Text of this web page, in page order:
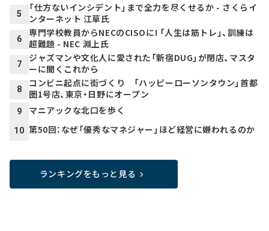
5
「仕方ないインシデント」まで全力を尽くせるか - さくらイ
ンターネット 江草氏
6
専門学校教員からNECのCISOに! 「人生は筋トレ」、訓練は
超難題 - NEC 淵上氏
7
ジャズマンや文化人に愛された「新宿DUG」が閉店、マスタ
ーに聞くこれから
8
コンビニ起点に街づくり 「ハッピーローソンタウン」首都
圏1号店、東京・日野にオープン
9 マニアックな北口を歩く
10 第50回：なぜ「優秀なマネジャー」ほど経営に嫌われるのか
ランキングをもっと見る